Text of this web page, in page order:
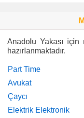
Anadolu Yakası için
hazırlanmaktadır.
Part Time
Avukat
Çaycı
Elektrik Elektronik